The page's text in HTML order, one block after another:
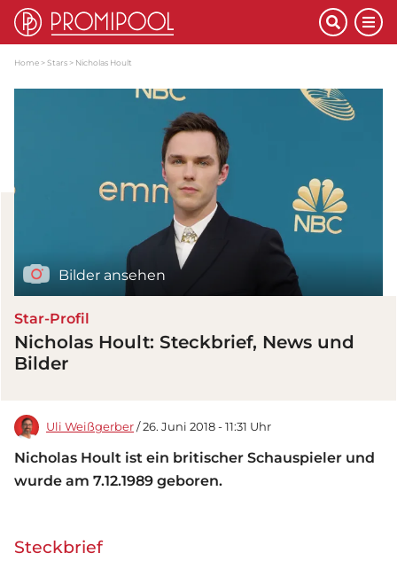
Home Stars Nicholas Hoult
Bilder ansehen
Star-Profil
Nicholas Hoult: Steckbrief, News und
Bilder
Uli Weißgerber / 26. Juni 2018 - 11:31 Uhr
Nicholas Hoult ist ein britischer Schauspieler und
wurde am 7.12.1989 geboren.
Steckbrief